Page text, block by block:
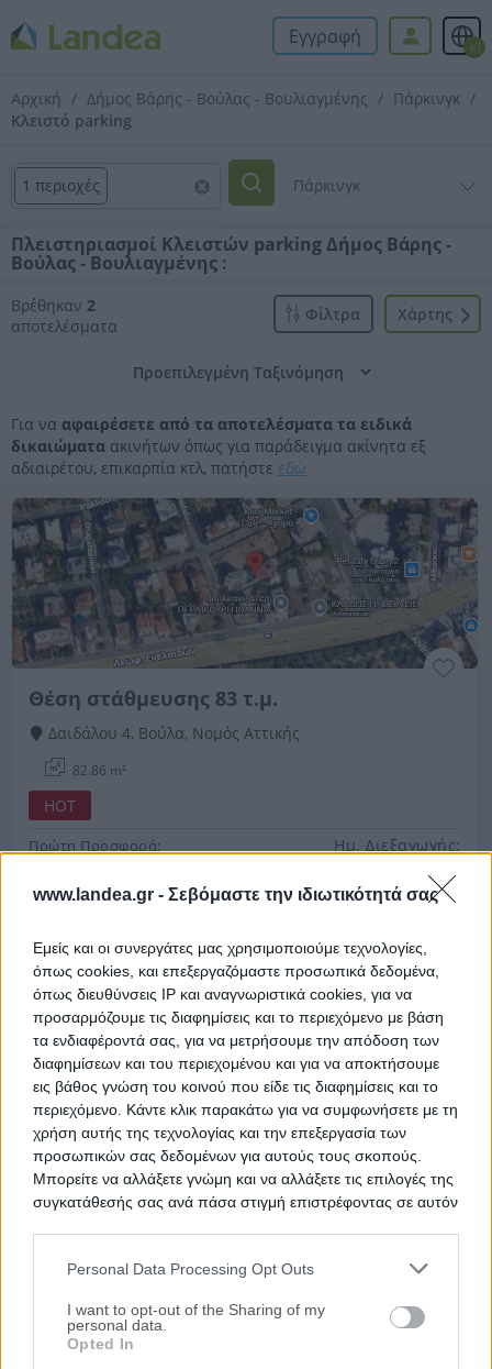
www.landea.gr - Σεβόμαστε την ιδιωτικότητά σας
Εμείς και οι συνεργάτες μας χρησιμοποιούμε τεχνολογίες,
όπως cookies, και επεξεργαζόμαστε προσωπικά δεδομένα,
όπως διευθύνσεις IP και αναγνωριστικά cookies, για να
προσαρμόζουμε τις διαφημίσεις και το περιεχόμενο με βάση
τα ενδιαφέροντά σας, για να μετρήσουμε την απόδοση των
διαφημίσεων και του περιεχομένου και για να αποκτήσουμε
εις βάθος γνώση του κοινού που είδε τις διαφημίσεις και το
περιεχόμενο. Κάντε κλικ παρακάτω για να συμφωνήσετε με τη
χρήση αυτής της τεχνολογίας και την επεξεργασία των
προσωπικών σας δεδομένων για αυτούς τους σκοπούς.
Μπορείτε να αλλάξετε γνώμη και να αλλάξετε τις επιλογές της
συγκατάθεσής σας ανά πάσα στιγμή επιστρέφοντας σε αυτόν
services and may gather and store information including but
not limited to your visit or usage behaviour. You may click to
grant or deny consent to Google and its third-party tags to
Personal Data Processing Opt Outs
I want to opt-out of the Sharing of my
personal data.
Opted In
Εγγραφή el
Αρχική Δήμος Βάρης - Βούλας - Βουλιαγμένης
Πάρκινγκ
Κλειστό parking
1 περιοχές
Πλειστηριασμοί Κλειστών parking Δήμος Βάρης -
Βούλας - Βουλιαγμένης :
Βρέθηκαν 2
αποτελέσματα
Xάρτης
Φίλτρα
Για να αφαιρέσετε από τα αποτελέσματα τα ειδικά
δικαιώματα ακινήτων όπως για παράδειγμα ακίνητα εξ
αδιαιρέτου, επικαρπία κτλ, πατήστε εδώ
Θέση στάθμευσης 83 τ.μ.
Δαιδάλου 4, Βούλα, Νομός Αττικής
82.86 m²
HOT
Πρώτη Προσφορά: Ημ. Διεξαγωγής:
20/01/2027
Θέση στάθμευσης 33 τ.μ.
Καλύμνου 90 & Ηρακλειδών 112, Βούλα, Νομός Αττικής
33 m²
Πρώτη Προσφορά:
48.000 €
Ημ. Διεξαγωγής:
30/09/2026
Αποθηκεύστε την αναζήτησή σας για να λαμβάνετε
ενημέρωση όταν προστίθενται νέα ακίνητα